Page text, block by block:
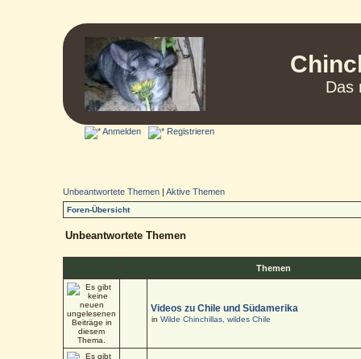
Das
Anmelden Registrieren
Unbeantwortete Themen |Aktive Themen
Foren-Übersicht
Unbeantwortete Themen
Themen
Videos zu Chile und Südamerika
inWilde Chinchillas, wildes Chile